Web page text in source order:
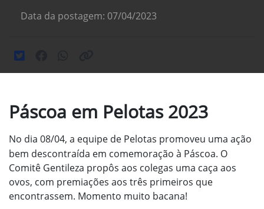
Data da postagem: 07/04/2023
Páscoa em Pelotas 2023
No dia 08/04, a equipe de Pelotas promoveu uma ação
bem descontraída em comemoração à Páscoa. O
Comitê Gentileza propôs aos colegas uma caça aos
ovos, com premiações aos três primeiros que
encontrassem. Momento muito bacana!